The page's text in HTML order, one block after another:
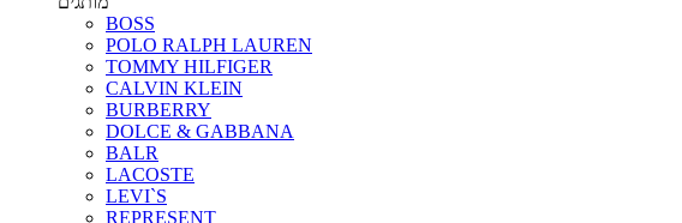
BOSS
POLO RALPH LAUREN
TOMMY HILFIGER
CALVIN KLEIN
BURBERRY
DOLCE & GABBANA
BALR
LACOSTE
LEVI`S
REPRESENT